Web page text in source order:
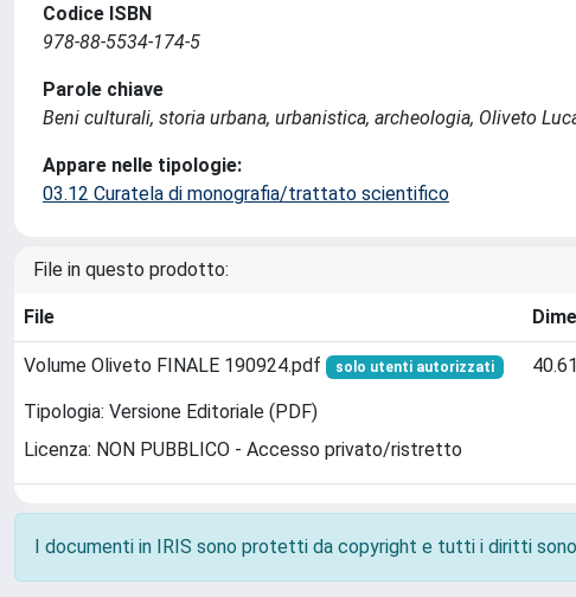
Codice ISBN
978-88-5534-174-5
Parole chiave
Beni culturali, storia urbana, urbanistica, archeologia, Oliveto
Appare nelle tipologie:
03.12 Curatela di monografia/trattato scientifico
File in questo prodotto:
File
Volume Oliveto FINALE 190924.pdf solo utenti autorizzati
Tipologia: Versione Editoriale (PDF)
Licenza: NON PUBBLICO - Accesso privato/ristretto
I documenti in IRIS sono protetti da copyright e tutti i diritti